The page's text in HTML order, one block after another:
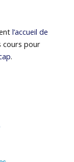
l’accueil de
cours pour
.